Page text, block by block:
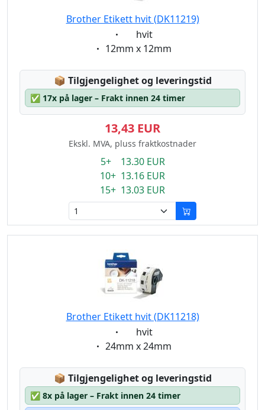
Brother Etikett hvit (DK11219)
Eigenschaft:
hvit
Eigenschaft:
12mm x 12mm
📦 Lagerstatus:
Tilgjengelighet og leveringstid
✅ 17x på lager – Frakt innen 24 timer
13,43 EUR
Ekskl. MVA, pluss fraktkostnader
5+ 13.30 EUR
10+ 13.16 EUR
15+ 13.03 EUR
Brother Etikett hvit (DK11218)
Eigenschaft:
hvit
Eigenschaft:
24mm x 24mm
📦 Lagerstatus:
Tilgjengelighet og leveringstid
✅ 8x på lager – Frakt innen 24 timer